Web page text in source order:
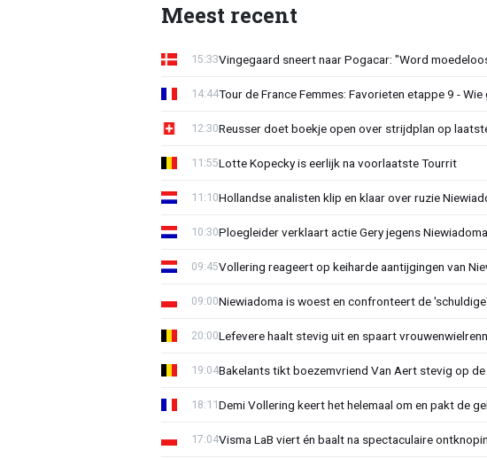
Meest recent
Vingegaard sneert naar Pogacar: "Word
15:33
Tour de France Femmes: Favorieten etappe 9 -
14:44
Reusser doet boekje open over strijdplan op
12:30
Lotte Kopecky is eerlijk na voorlaatste Tourrit
11:55
Hollandse analisten klip en klaar over ruzie
11:10
Ploegleider verklaart actie Gery jegens Niewiadoma
10:30
Vollering reageert op keiharde aantijgingen van
09:45
Niewiadoma is woest en confronteert de 'schuldige'
09:00
Lefevere haalt stevig uit en spaart
20:00
Bakelants tikt boezemvriend Van Aert stevig op
19:04
Demi Vollering keert het helemaal om en pakt de
18:11
Visma LaB viert én baalt na spectaculaire
17:04